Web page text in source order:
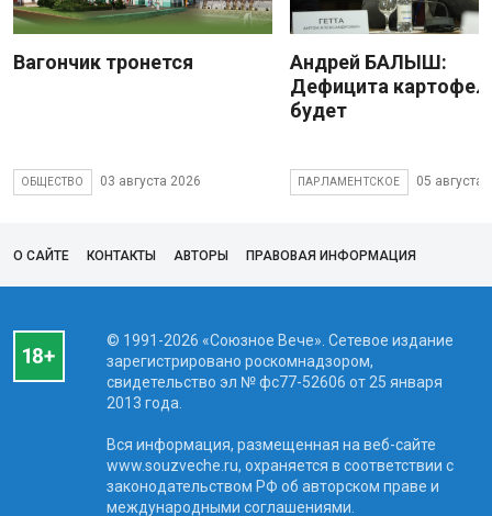
Вагончик тронется
ОБЩЕСТВО 03 августа 2026
Андрей БАЛЫШ:
Дефицита
будет
ПАРЛАМЕНТСКОЕ 05 августа
О САЙТЕ КОНТАКТЫ АВТОРЫ ПРАВОВАЯ ИНФОРМАЦИЯ
© 1991-2026 «Союзное Вече». Сетевое издание
зарегистрировано роскомнадзором,
свидетельство эл № фc77-52606 от 25 января
2013 года.
Вся информация, размещенная на веб-сайте
www.souzveche.ru, охраняется в соответствии с
законодательством РФ об авторском праве и
международными соглашениями.